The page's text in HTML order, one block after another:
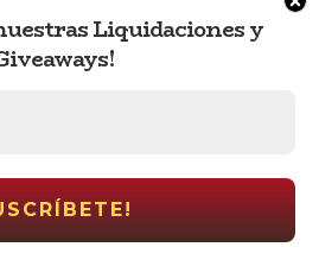
Liquidaciones y